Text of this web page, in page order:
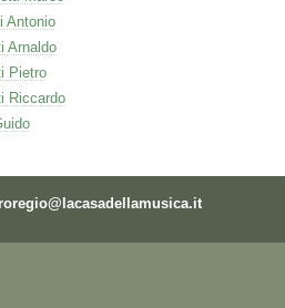
Antonio
Arnaldo
Pietro
Riccardo